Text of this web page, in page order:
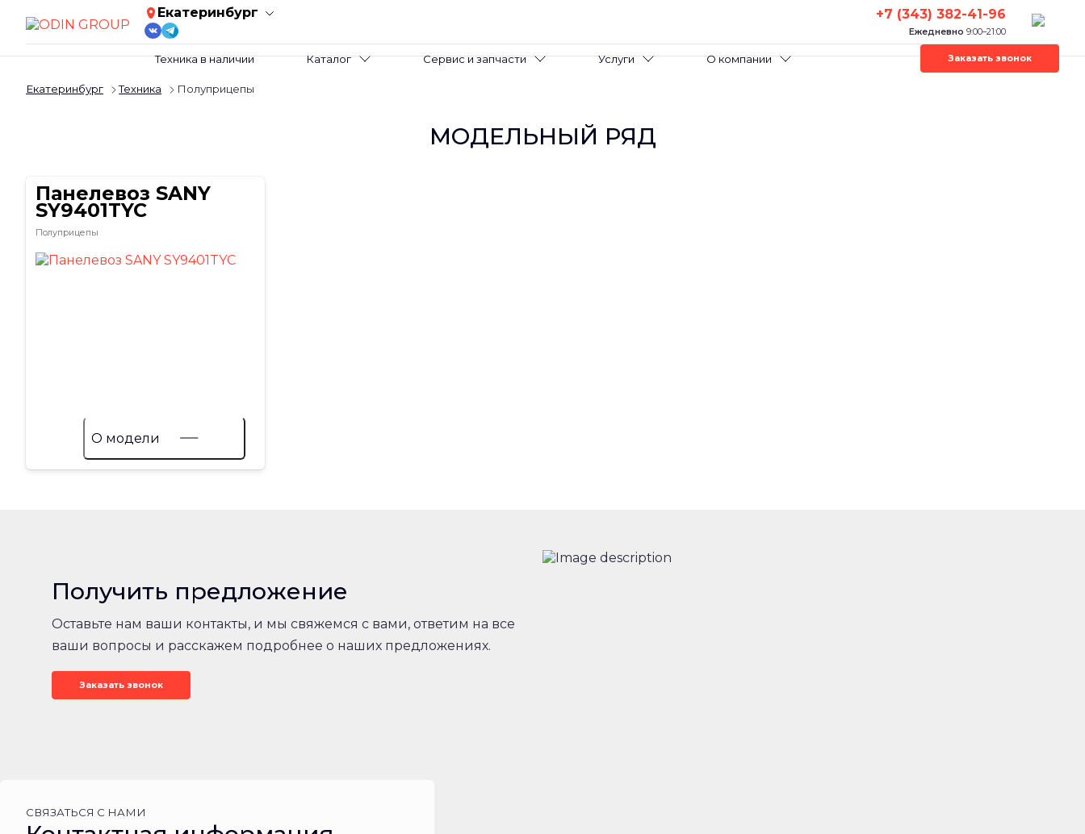
Екатеринбург +7 (343) 382-41-96
Ежедневно 9:00–21:00
Техника в наличии Каталог Сервис и запчасти Услуги О компании Заказать звонок
Екатеринбург Техника Полуприцепы
МОДЕЛЬНЫЙ РЯД
Панелевоз SANY
SY9401TYC
Полуприцепы
О модели
Получить предложение
Оставьте нам ваши контакты, и мы свяжемся с вами, ответим на все
ваши вопросы и расскажем подробнее о наших предложениях.
Заказать звонок
СВЯЗАТЬСЯ С НАМИ